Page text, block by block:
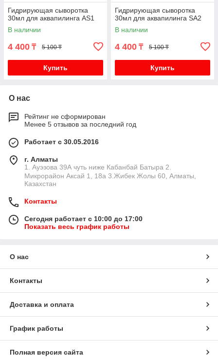
Гидрирующая сыворотка
30мл для аквапилинга AS1
В наличии
4 400 ₸ 5 100 ₸
Купить
Гидрирующая сыворотка
30мл для аквапилинга SA2
В наличии
4 400 ₸ 5 100 ₸
Купить
О нас
Рейтинг не сформирован
Менее 5 отзывов за последний год
Работает с 30.05.2016
г. Алматы
1. Ауэзова 39А чуть ниже Кабанбай Батыра ㅤㅤㅤㅤㅤㅤㅤㅤㅤㅤㅤㅤㅤㅤ2. ​
Микрорайон Аксай 1, 18а 3.Жибек Жолы 60, Алматы,
Казахстан
Контакты
Сегодня работает с 10:00 до 17:00
Показать весь график работы
О нас
Контакты
Доставка и оплата
График работы
Полная версия сайта